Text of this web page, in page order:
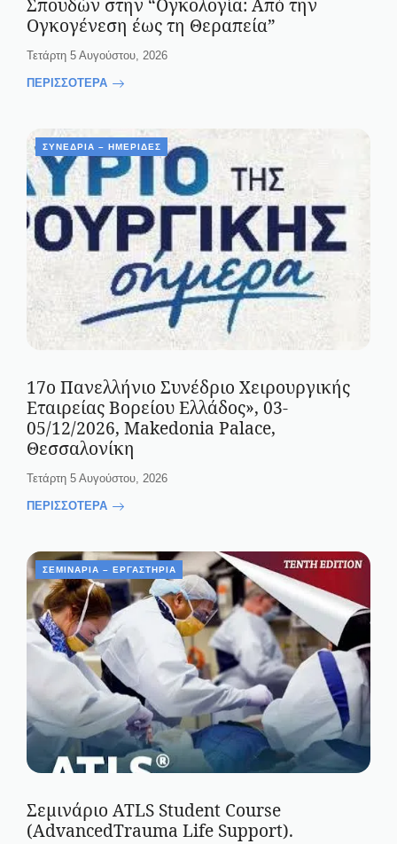
Σπουδών στην “Ογκολογία: Από την
Ογκογένεση έως τη Θεραπεία”
Τετάρτη 5 Αυγούστου, 2026
ΠΕΡΙΣΣΟΤΕΡΑ
ΣΥΝΈΔΡΙΑ – ΗΜΕΡΊΔΕΣ
17ο Πανελλήνιο Συνέδριο Χειρουργικής
Εταιρείας Βορείου Ελλάδος», 03-
05/12/2026, Makedonia Palace,
Θεσσαλονίκη
Τετάρτη 5 Αυγούστου, 2026
ΠΕΡΙΣΣΟΤΕΡΑ
ΣΕΜΙΝΆΡΙΑ – ΕΡΓΑΣΤΉΡΙΑ
Σεμινάριο ATLS Student Course
(AdvancedTrauma Life Support).